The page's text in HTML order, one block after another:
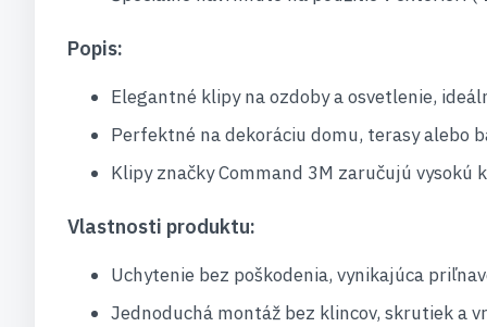
Popis:
Elegantné klipy na ozdoby a osvetlenie,
Perfektné na dekoráciu domu, terasy alebo
Klipy značky Command 3M zaručujú vysokú
Vlastnosti produktu:
Uchytenie bez poškodenia, vynikajúca
Jednoduchá montáž bez klincov, skrutiek a